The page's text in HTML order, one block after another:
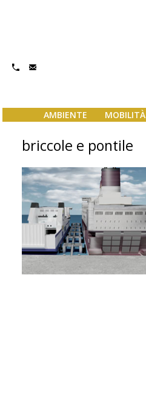
AMBIENTE MOBILITÀ
briccole e pontile